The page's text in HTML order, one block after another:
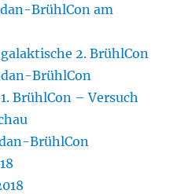
BrühlCon am
2. BrühlCon
BrühlCon
BrühlCon – Versuch
BrühlCon